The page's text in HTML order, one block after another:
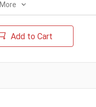
More
Add to Cart